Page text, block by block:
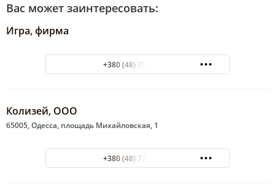
Вас может заинтересовать:
Игра, фирма
+380 (48) 755-92-48
Колизей, ООО
65005, Одесса, площадь Михайловская, 1
+380 (48) 773-69-99